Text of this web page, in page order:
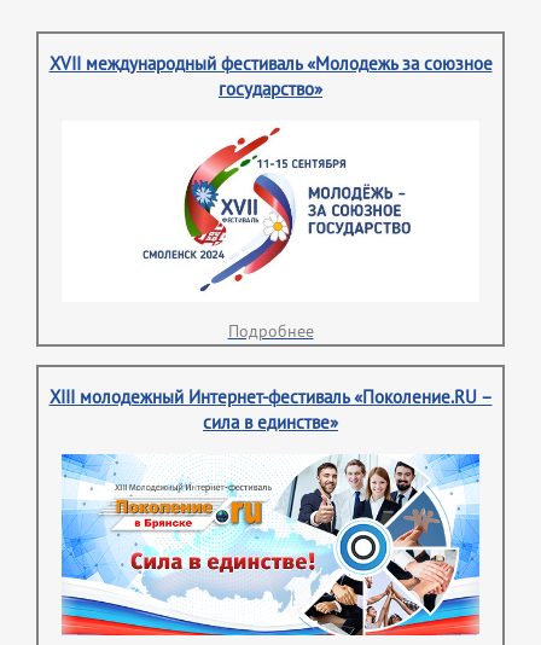
XVII международный фестиваль «Молодежь за союзное
государство»
Подробнее
XIII молодежный Интернет-фестиваль «Поколение.RU –
сила в единстве»